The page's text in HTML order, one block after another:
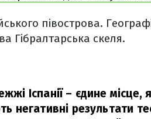
півострова.
Гібралтарська скеля.
Іспанії – єдине місце,
негативні результати